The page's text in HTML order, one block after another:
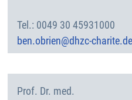
0049 30 45931000
ben.obrien@dhzc-charite.de
Prof. Dr. med.